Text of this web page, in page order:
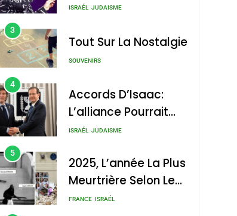
Nouvelle Chanson De
ISRAÉL JUDAISME
3
Tout Sur La Nostalgie
SOUVENIRS
4
Accords D’Isaac:
L’alliance Pourrait
S’étendre À 13 Pays
ISRAÉL JUDAISME
5
2025, L’année La Plus
Meurtrière Selon Le
Rapport D’ADL
FRANCE ISRAÉL